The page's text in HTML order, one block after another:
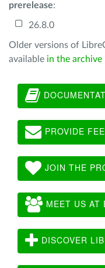
prerelease:
26.8.0
Older versions of
available in the archive
PROVIDE
JOIN THE
MEET US AT
DISCOVER